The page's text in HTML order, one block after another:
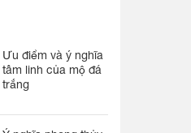
Ưu điểm và ý nghĩa
tâm linh của mộ đá
trắng